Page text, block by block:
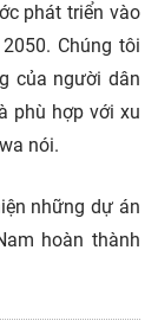
phát triển vào
Chúng tôi
của người dân
phù hợp với xu
nói.
những dự án
hoàn thành